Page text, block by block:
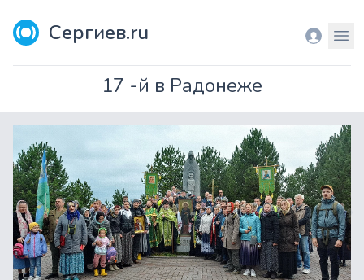
Сергиев.ru Вход
17 -й в Радонеже